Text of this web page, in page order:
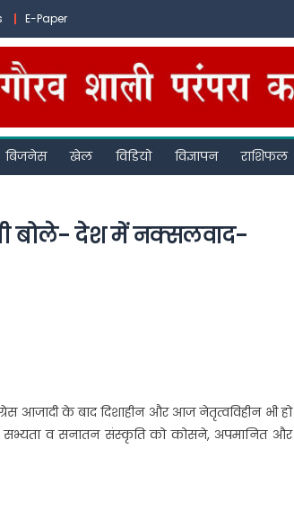
E-Paper
बिजनेस खेल विडियो विज्ञापन राशिफल
बोले- देश में नक्सलवाद-
आजादी के बाद दिशाहीन और आज नेतृत्वविहीन भी हो
सभ्यता व सनातन संस्कृति को कोसने, अपमानित और